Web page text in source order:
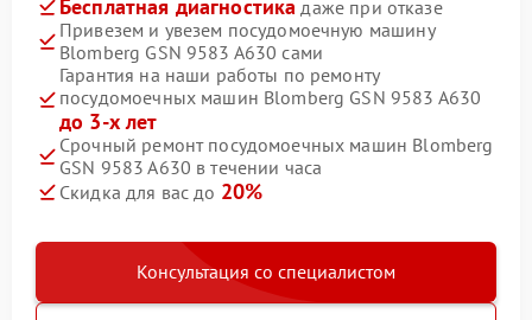
Бесплатная диагностика даже при отказе
Привезем и увезем посудомоечную машину
Blomberg GSN 9583 A630 сами
Гарантия на наши работы по ремонту
посудомоечных машин Blomberg GSN 9583 A630
до 3-х лет
Срочный ремонт посудомоечных машин Blomberg
GSN 9583 A630 в течении часа
Скидка для вас до 20%
Консультация со специалистом